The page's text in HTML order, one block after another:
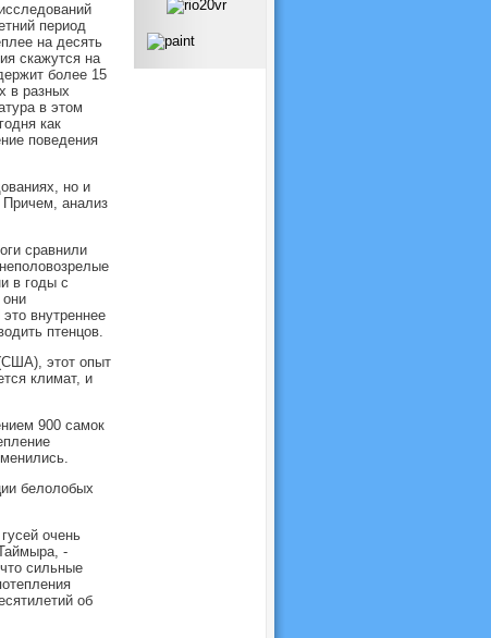
период
на десять
скажутся на
более 15
в разных
в этом
как
поведения
но и
Причем, анализ
сравнили
в годы с
внутреннее
птенцов.
этот опыт
климат, и
900 самок
белолобых
очень
-
сильные
об